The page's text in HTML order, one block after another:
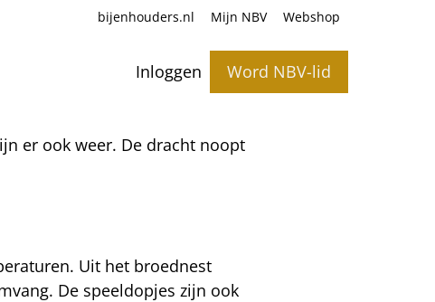
Inloggen Word NBV-lid
bijenhouders.nl Mijn NBV Webshop
er ook weer. De dracht noopt
Uit het broednest
De speeldopjes zijn ook